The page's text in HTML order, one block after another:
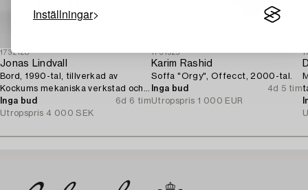
Inställningar
1732128
Jonas Lindvall
Bord, 1990-tal, tillverkad av
Kockums mekaniska verkstad och
AIT Snickeri.
Inga bud
6d 6 tim
Utropspris 4 000 SEK
1731925
Karim Rashid
Soffa "Orgy", Offecct, 2000-tal.
Inga bud
4d 5 tim
Utropspris 1 000 EUR